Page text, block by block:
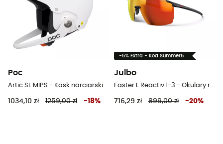
Poc
Artic SL MIPS - Kask narciarski
1034,10 zł 1259,00 zł -18%
-5% Extra - Kod Summer5
Julbo
Faster L Reactiv 1-3 - Okulary rowerowe
716,29 zł 899,00 zł -20%